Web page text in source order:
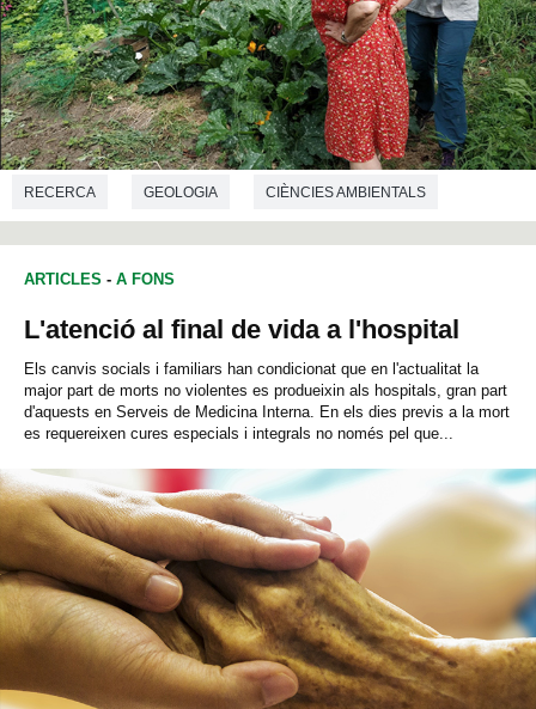
RECERCA GEOLOGIA CIÈNCIES AMBIENTALS
ARTICLES - A FONS
L'atenció al final de vida a l'hospital
Els canvis socials i familiars han condicionat que en l'actualitat la
major part de morts no violentes es produeixin als hospitals, gran part
d'aquests en Serveis de Medicina Interna. En els dies previs a la mort
es requereixen cures especials i integrals no només pel que...